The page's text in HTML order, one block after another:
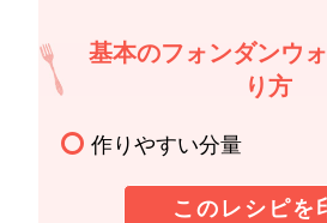
基本のフォンダンウ
り方
作りやすい分量
このレシピを